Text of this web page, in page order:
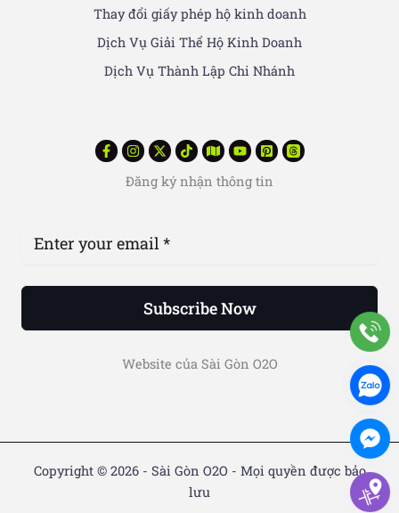
Thay đổi giấy phép hộ kinh doanh
Dịch Vụ Giải Thể Hộ Kinh Doanh
Dịch Vụ Thành Lập Chi Nhánh
Đăng ký nhận thông tin
Subscribe Now
Website của Sài Gòn O2O
Copyright © 2026 - Sài Gòn O2O - Mọi quyền được bảo
lưu